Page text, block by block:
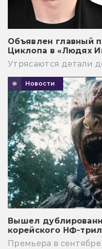
Объявлен главный
Циклопа в «Людях
Утрясаются детали
Новости
Вышел
корейского НФ-
Премьера в сентябре.